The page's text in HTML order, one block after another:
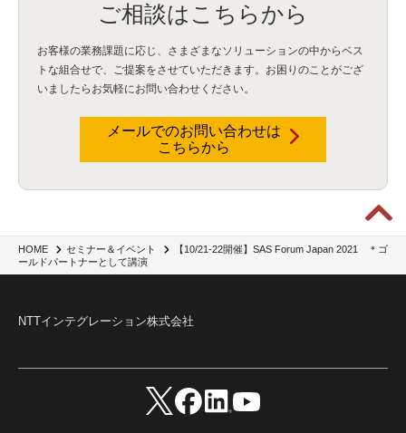
HOME セミナー＆イベント
【10/21-22開催】SAS Forum Japan 2021 ＊ゴ
ールドパートナーとして講演
ご相談はこちらから
お客様の業務課題に応じ、さまざまなソリューションの中からベス
トな組合せで、 ご提案をさせていただきます。お困りのことがござ
いましたらお気軽にお問い合わせください。
メールでのお問い合わせは
こちらから
NTTインテグレーション株式会社